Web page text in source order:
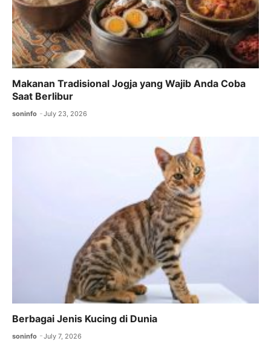
Makanan Tradisional Jogja yang Wajib Anda Coba
Saat Berlibur
soninfo July 23, 2026
Berbagai Jenis Kucing di Dunia
soninfo July 7, 2026